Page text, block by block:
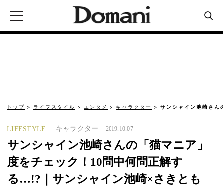
トップ ライフスタイル エンタメ キャラクター サンシャイン池崎さ
LIFESTYLE キャラクター 2019.10.07
サンシャイン池崎さんの「猫マニア」
度をチェック！10問中何問正解す
る…!?｜サンシャイン池崎×さきとも